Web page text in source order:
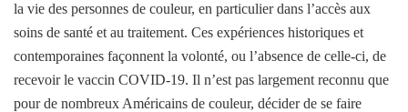
la vie des personnes de couleur, en particulier dans l’accès aux
soins de santé et au traitement. Ces expériences historiques et
contemporaines façonnent la volonté, ou l’absence de celle-ci, de
recevoir le vaccin COVID-19. Il n’est pas largement reconnu que
pour de nombreux Américains de couleur, décider de se faire